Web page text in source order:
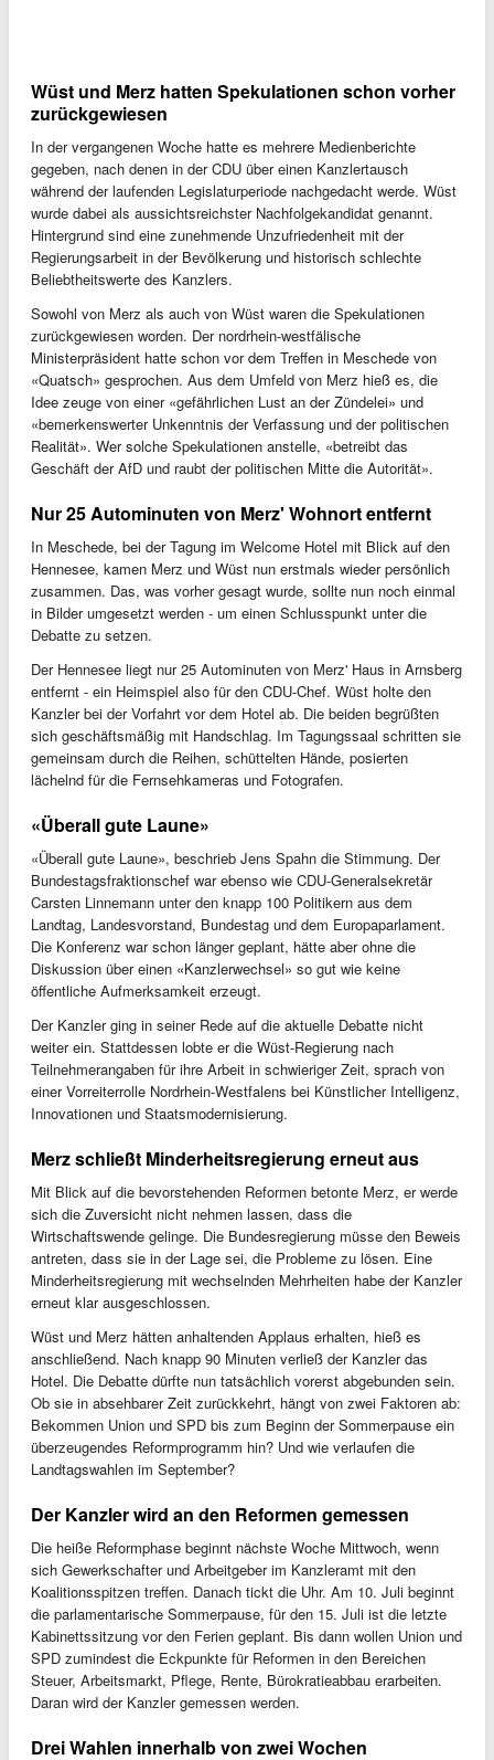
Wüst und Merz hatten Spekulationen schon vorher
zurückgewiesen
In der vergangenen Woche hatte es mehrere Medienberichte
gegeben, nach denen in der CDU über einen Kanzlertausch
während der laufenden Legislaturperiode nachgedacht werde. Wüst
wurde dabei als aussichtsreichster Nachfolgekandidat genannt.
Hintergrund sind eine zunehmende Unzufriedenheit mit der
Regierungsarbeit in der Bevölkerung und historisch schlechte
Beliebtheitswerte des Kanzlers.
Sowohl von Merz als auch von Wüst waren die Spekulationen
zurückgewiesen worden. Der nordrhein-westfälische
Ministerpräsident hatte schon vor dem Treffen in Meschede von
«Quatsch» gesprochen. Aus dem Umfeld von Merz hieß es, die
Idee zeuge von einer «gefährlichen Lust an der Zündelei» und
«bemerkenswerter Unkenntnis der Verfassung und der politischen
Realität». Wer solche Spekulationen anstelle, «betreibt das
Geschäft der AfD und raubt der politischen Mitte die Autorität».
Nur 25 Autominuten von Merz' Wohnort entfernt
In Meschede, bei der Tagung im Welcome Hotel mit Blick auf den
Hennesee, kamen Merz und Wüst nun erstmals wieder persönlich
zusammen. Das, was vorher gesagt wurde, sollte nun noch einmal
in Bilder umgesetzt werden - um einen Schlusspunkt unter die
Debatte zu setzen.
Der Hennesee liegt nur 25 Autominuten von Merz' Haus in Arnsberg
entfernt - ein Heimspiel also für den CDU-Chef. Wüst holte den
Kanzler bei der Vorfahrt vor dem Hotel ab. Die beiden begrüßten
sich geschäftsmäßig mit Handschlag. Im Tagungssaal schritten sie
gemeinsam durch die Reihen, schüttelten Hände, posierten
lächelnd für die Fernsehkameras und Fotografen.
«Überall gute Laune»
«Überall gute Laune», beschrieb Jens Spahn die Stimmung. Der
Bundestagsfraktionschef war ebenso wie CDU-Generalsekretär
Carsten Linnemann unter den knapp 100 Politikern aus dem
Landtag, Landesvorstand, Bundestag und dem Europaparlament.
Die Konferenz war schon länger geplant, hätte aber ohne die
Diskussion über einen «Kanzlerwechsel» so gut wie keine
öffentliche Aufmerksamkeit erzeugt.
Der Kanzler ging in seiner Rede auf die aktuelle Debatte nicht
weiter ein. Stattdessen lobte er die Wüst-Regierung nach
Teilnehmerangaben für ihre Arbeit in schwieriger Zeit, sprach von
einer Vorreiterrolle Nordrhein-Westfalens bei Künstlicher Intelligenz,
Innovationen und Staatsmodernisierung.
Merz schließt Minderheitsregierung erneut aus
Mit Blick auf die bevorstehenden Reformen betonte Merz, er werde
sich die Zuversicht nicht nehmen lassen, dass die
Wirtschaftswende gelinge. Die Bundesregierung müsse den Beweis
antreten, dass sie in der Lage sei, die Probleme zu lösen. Eine
Minderheitsregierung mit wechselnden Mehrheiten habe der Kanzler
erneut klar ausgeschlossen.
Wüst und Merz hätten anhaltenden Applaus erhalten, hieß es
anschließend. Nach knapp 90 Minuten verließ der Kanzler das
Hotel. Die Debatte dürfte nun tatsächlich vorerst abgebunden sein.
Ob sie in absehbarer Zeit zurückkehrt, hängt von zwei Faktoren ab:
Bekommen Union und SPD bis zum Beginn der Sommerpause ein
überzeugendes Reformprogramm hin? Und wie verlaufen die
Landtagswahlen im September?
Der Kanzler wird an den Reformen gemessen
Die heiße Reformphase beginnt nächste Woche Mittwoch, wenn
sich Gewerkschafter und Arbeitgeber im Kanzleramt mit den
Koalitionsspitzen treffen. Danach tickt die Uhr. Am 10. Juli beginnt
die parlamentarische Sommerpause, für den 15. Juli ist die letzte
Kabinettssitzung vor den Ferien geplant. Bis dann wollen Union und
SPD zumindest die Eckpunkte für Reformen in den Bereichen
Steuer, Arbeitsmarkt, Pflege, Rente, Bürokratieabbau erarbeiten.
Daran wird der Kanzler gemessen werden.
Drei Wahlen innerhalb von zwei Wochen